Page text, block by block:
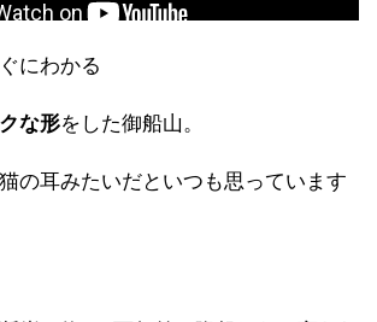
にわかる
な形をした御船山。
の耳みたいだといつも思っています